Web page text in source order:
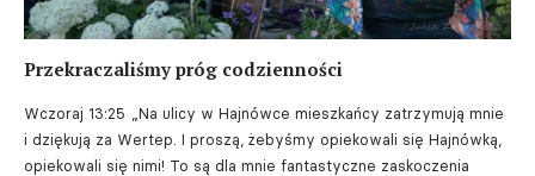
Przekraczaliśmy próg codzienności
Wczoraj 13:25
„Na ulicy w Hajnówce mieszkańcy zatrzymują mnie
i dziękują za Wertep. I proszą, żebyśmy opiekowali się Hajnówką,
opiekowali się nimi! To są dla mnie fantastyczne zaskoczenia